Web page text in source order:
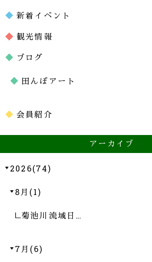
新着イベント
観光情報
ブログ
田んぼアート
会員紹介
アーカイブ
2026(74)
8月(1)
菊池川流域日…
7月(6)